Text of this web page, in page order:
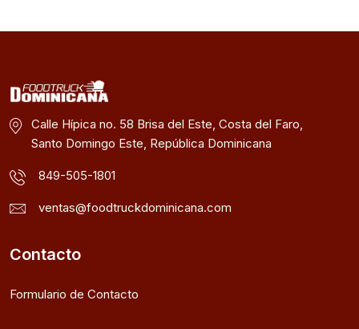
Calle Hípica no. 58 Brisa del Este, Costa del Faro,
Santo Domingo Este, República Dominicana
849-505-1801
ventas@foodtruckdominicana.com
Contacto
Formulario de Contacto